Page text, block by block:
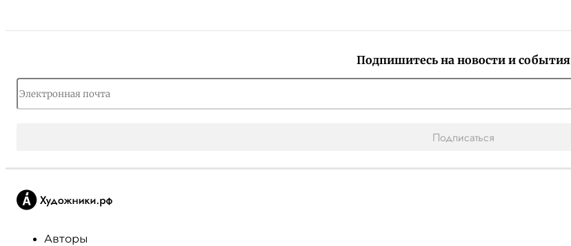
Подпишитесь на новости и события
Подписаться
Авторы